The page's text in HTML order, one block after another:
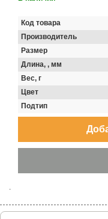
Код товара
Производитель
Размер
Длина, , мм
Вес, г
Цвет
Подтип